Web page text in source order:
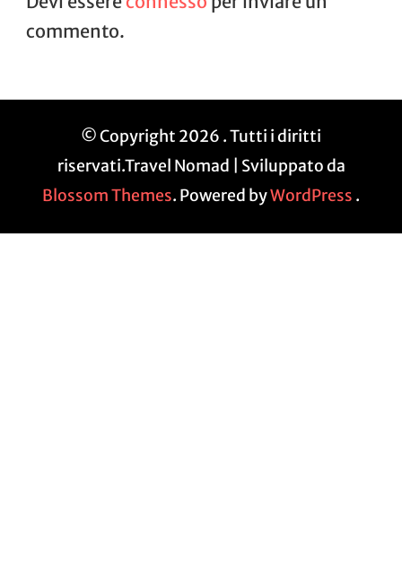
commento.
© Copyright 2026 . Tutti i diritti
riservati.Travel Nomad | Sviluppato da
Blossom Themes. Powered byWordPress .